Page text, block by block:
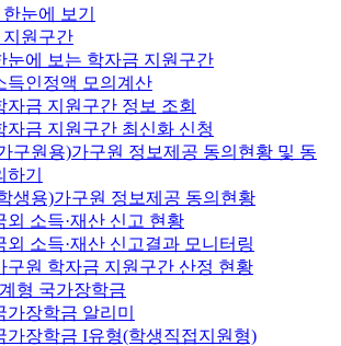
눈에 보기
지원구간
눈에 보는 학자금 지원구간
득인정액 모의계산
자금 지원구간 정보 조회
자금 지원구간 최신화 신청
구원용)가구원 정보제공 동의현황 및 동
하기
생용)가구원 정보제공 동의현황
외 소득·재산 신고 현황
외 소득·재산 신고결과 모니터링
구원 학자금 지원구간 산정 현황
형 국가장학금
가장학금 알리미
가장학금 I유형(학생직접지원형)